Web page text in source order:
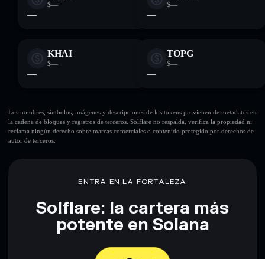
$—
—
$—
—
KHAI
$—
—
TOPG
$—
—
Los nombres, símbolos, imágenes y descripciones de los tokens provienen de metadatos en
la cadena de bloques y registros de terceros. Solflare no respalda, verifica la propiedad ni
reclama ningún derecho sobre marcas comerciales o contenido protegido por derechos de
autor de terceros.
ENTRA EN LA FORTALEZA
Solflare: la cartera más
potente en Solana